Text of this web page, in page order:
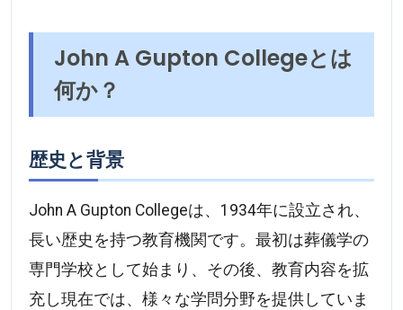
John A Gupton Collegeとは
何か？
歴史と背景
John A Gupton Collegeは、1934年に設立され、
長い歴史を持つ教育機関です。最初は葬儀学の
専門学校として始まり、その後、教育内容を拡
充し現在では、様々な学問分野を提供していま